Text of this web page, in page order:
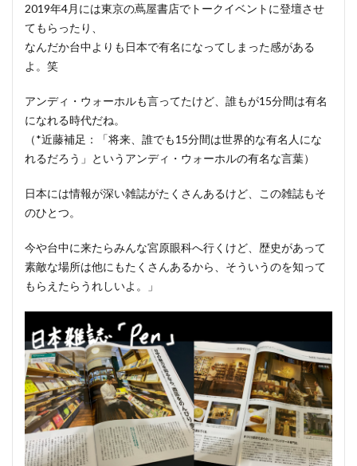
2019年4月には東京の蔦屋書店でトークイベントに登壇させ
てもらったり、
なんだか台中よりも日本で有名になってしまった感がある
よ。笑
アンディ・ウォーホルも言ってたけど、誰もが15分間は有名
になれる時代だね。
（*近藤補足：「将来、誰でも15分間は世界的な有名人にな
れるだろう」というアンディ・ウォーホルの有名な言葉）
日本には情報が深い雑誌がたくさんあるけど、この雑誌もそ
のひとつ。
今や台中に来たらみんな宮原眼科へ行くけど、歴史があって
素敵な場所は他にもたくさんあるから、そういうのを知って
もらえたらうれしいよ。」